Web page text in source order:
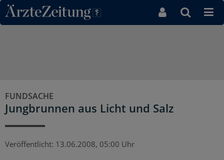
Direkt zum Inhaltsbereich
FUNDSACHE
Jungbrunnen aus Licht und Salz
Veröffentlicht: 13.06.2008, 05:00 Uhr